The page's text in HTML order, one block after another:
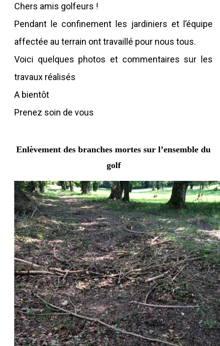
Chers amis golfeurs !
Pendant le confinement les jardiniers et l’équipe
affectée au terrain ont travaillé pour nous tous.
Voici quelques photos et commentaires sur les
travaux réalisés
A bientôt
Prenez soin de vous
Enlèvement des branches mortes sur l’ensemble du
golf